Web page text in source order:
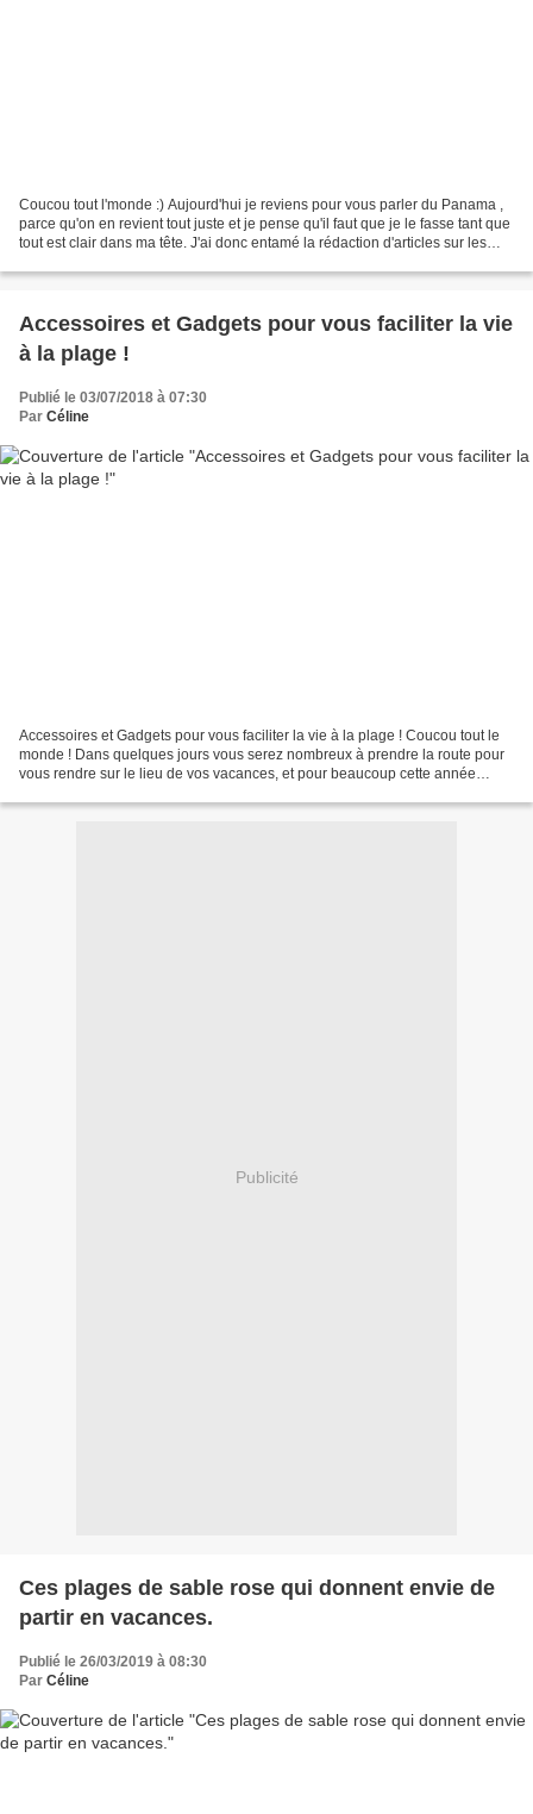
Coucou tout l'monde :) Aujourd'hui je reviens pour vous parler du Panama ,
parce qu'on en revient tout juste et je pense qu'il faut que je le fasse tant que
tout est clair dans ma tête. J'ai donc entamé la rédaction d'articles sur les
Accessoires et Gadgets pour vous faciliter la vie
à la plage !
Publié le 03/07/2018 à 07:30
Par Céline
Accessoires et Gadgets pour vous faciliter la vie à la plage ! Coucou tout le
monde ! Dans quelques jours vous serez nombreux à prendre la route pour
vous rendre sur le lieu de vos vacances, et pour beaucoup cette année
Publicité
Ces plages de sable rose qui donnent envie de
partir en vacances.
Publié le 26/03/2019 à 08:30
Par Céline